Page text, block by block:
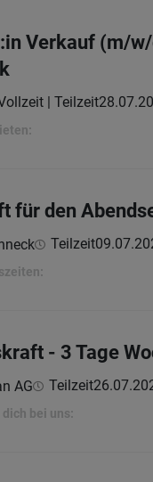
Verkauf (m/
| Teilzeit
für den
Teilzeit
- 3 Tage
AG Teilzeit
bei uns: